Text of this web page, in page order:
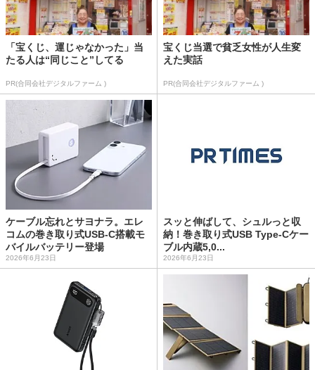
「宝くじ、運じゃなかった」当
たる人は“同じこと”してる
PR(合同会社デジタルファーム )
宝くじ当選で貧乏女性が人生変
えた実話
PR(合同会社デジタルファーム )
ケーブル忘れとサヨナラ。エレ
コムの巻き取り式USB-C搭載モ
バイルバッテリー登場
2026年6月23日
スッと伸ばして、シュルっと収
納！巻き取り式USB Type-Cケー
ブル内蔵5,0...
2026年6月23日